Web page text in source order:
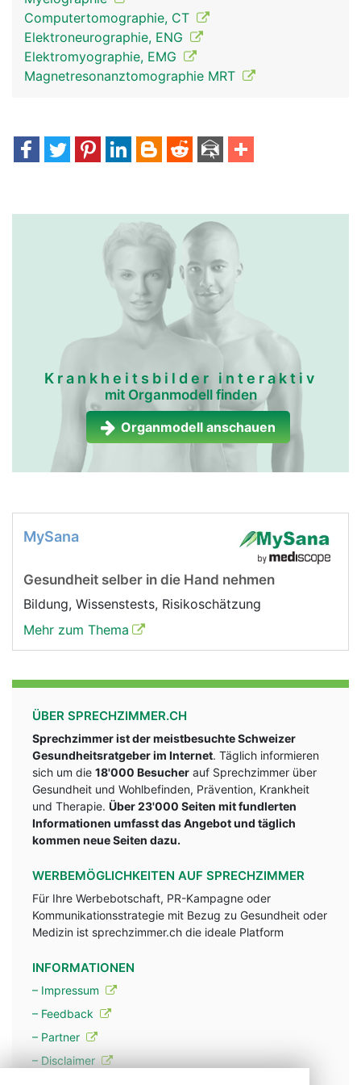
Spinalnerven Frau Spinalnerven Mann
Computertomographie, CT
Elektroneurographie, ENG
Elektromyographie, EMG
Magnetresonanztomographie MRT
Krankheitsbilder interaktiv
mit Organmodell finden
Organmodell anschauen
MySana
Gesundheit selber in die Hand nehmen
Bildung, Wissenstests, Risikoschätzung
Mehr zum Thema
ÜBER SPRECHZIMMER.CH
Sprechzimmer ist der meistbesuchte Schweizer
Gesundheitsratgeber im Internet. Täglich informieren
sich um die 18'000 Besucher auf Sprechzimmer über
Gesundheit und Wohlbefinden, Prävention, Krankheit
und Therapie. Über 23'000 Seiten mit fundlerten
Informationen umfasst das Angebot und täglich
kommen neue Seiten dazu.
WERBEMÖGLICHKEITEN AUF SPRECHZIMMER
Für Ihre Werbebotschaft, PR-Kampagne oder
Kommunikationsstrategie mit Bezug zu Gesundheit oder
Medizin ist sprechzimmer.ch die ideale Platform
INFORMATIONEN
– Impressum
– Feedback
– Partner
– Disclaimer